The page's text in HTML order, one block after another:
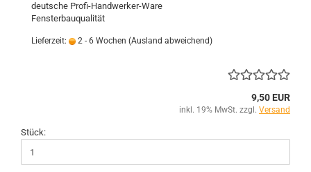
deutsche Profi-Handwerker-Ware
Fensterbauqualität
Lieferzeit: 2 - 6 Wochen (Ausland abweichend)
9,50 EUR
inkl. 19% MwSt. zzgl. Versand
Stück: